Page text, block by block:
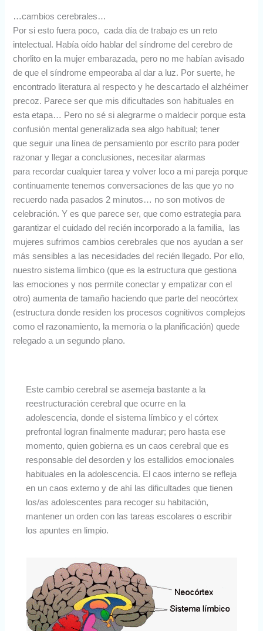
…cambios cerebrales…
Por si esto fuera poco, cada día de trabajo es un reto
intelectual. Había oído hablar del síndrome del cerebro de
chorlito en la mujer embarazada, pero no me habían avisado
de que el síndrome empeoraba al dar a luz. Por suerte, he
encontrado literatura al respecto y he descartado el alzhéimer
precoz. Parece ser que mis dificultades son habituales en
esta etapa… Pero no sé si alegrarme o maldecir porque esta
confusión mental generalizada sea algo habitual; tener
que seguir una línea de pensamiento por escrito para poder
razonar y llegar a conclusiones, necesitar alarmas
para recordar cualquier tarea y volver loco a mi pareja porque
continuamente tenemos conversaciones de las que yo no
recuerdo nada pasados 2 minutos… no son motivos de
celebración. Y es que parece ser, que como estrategia para
garantizar el cuidado del recién incorporado a la familia, las
mujeres sufrimos cambios cerebrales que nos ayudan a ser
más sensibles a las necesidades del recién llegado. Por ello,
nuestro sistema límbico (que es la estructura que gestiona
las emociones y nos permite conectar y empatizar con el
otro) aumenta de tamaño haciendo que parte del neocórtex
(estructura donde residen los procesos cognitivos complejos
como el razonamiento, la memoria o la planificación) quede
relegado a un segundo plano.
Este cambio cerebral se asemeja bastante a la
reestructuración cerebral que ocurre en la
adolescencia, donde el sistema límbico y el córtex
prefrontal logran finalmente madurar; pero hasta ese
momento, quien gobierna es un caos cerebral que es
responsable del desorden y los estallidos emocionales
habituales en la adolescencia. El caos interno se refleja
en un caos externo y de ahí las dificultades que tienen
los/as adolescentes para recoger su habitación,
mantener un orden con las tareas escolares o escribir
los apuntes en limpio.